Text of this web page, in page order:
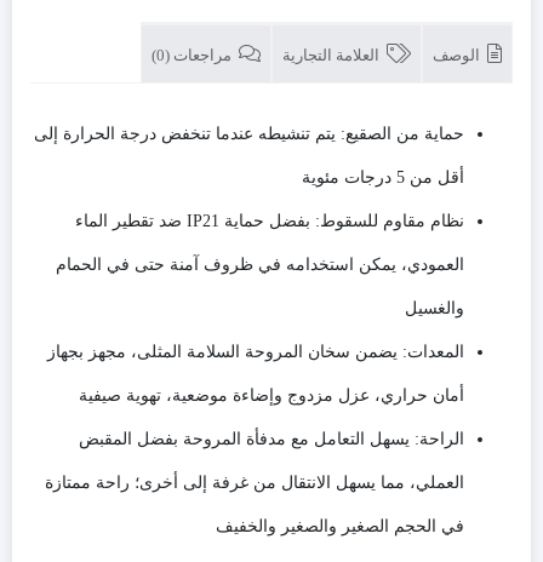
الوصف العلامة التجارية مراجعات (0)
حماية من الصقيع: يتم تنشيطه عندما تنخفض درجة الحرارة إلى
أقل من 5 درجات مئوية
نظام مقاوم للسقوط: بفضل حماية IP21 ضد تقطير الماء
العمودي، يمكن استخدامه في ظروف آمنة حتى في الحمام
والغسيل
المعدات: يضمن سخان المروحة السلامة المثلى، مجهز بجهاز
أمان حراري، عزل مزدوج وإضاءة موضعية، تهوية صيفية
الراحة: يسهل التعامل مع مدفأة المروحة بفضل المقبض
العملي، مما يسهل الانتقال من غرفة إلى أخرى؛ راحة ممتازة
في الحجم الصغير والصغير والخفيف